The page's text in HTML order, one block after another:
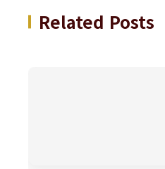
Related Posts